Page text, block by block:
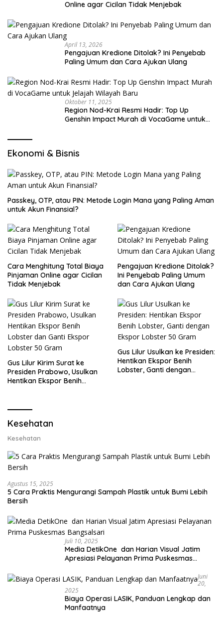
Online agar Cicilan Tidak Menjebak
April 13, 2026
Pengajuan Kredione Ditolak? Ini Penyebab
Paling Umum dan Cara Ajukan Ulang
Oktober 11, 2025
Region Nod-Krai Resmi Hadir: Top Up
Genshin Impact Murah di VocaGame untuk
Ekonomi & Bisnis
Passkey, OTP, atau PIN: Metode Login Mana yang Paling Aman
untuk Akun Finansial?
Cara Menghitung Total Biaya
Pinjaman Online agar Cicilan
Tidak Menjebak
Pengajuan Kredione Ditolak?
Ini Penyebab Paling Umum
dan Cara Ajukan Ulang
Gus Lilur Kirim Surat ke
Presiden Prabowo, Usulkan
Hentikan Ekspor Benih
Gus Lilur Usulkan ke Presiden:
Hentikan Ekspor Benih
Lobster, Ganti dengan
Kesehatan
Kesehatan
Agustus 15, 2025
5 Cara Praktis Mengurangi Sampah Plastik untuk Bumi Lebih
Bersih
Juli 10, 2025
Media DetikOne dan Harian Visual Jatim
Apresiasi Pelayanan Prima Puskesmas
Juni
20,
2025
Biaya Operasi LASIK, Panduan Lengkap dan
Manfaatnya